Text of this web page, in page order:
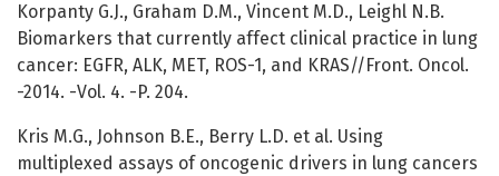
Korpanty G.J., Graham D.M., Vincent M.D., Leighl N.B.
Biomarkers that currently affect clinical practice in lung
cancer: EGFR, ALK, MET, ROS-1, and KRAS//Front. Oncol.
-2014. -Vol. 4. -P. 204.
Kris M.G., Johnson B.E., Berry L.D. et al. Using
multiplexed assays of oncogenic drivers in lung cancers